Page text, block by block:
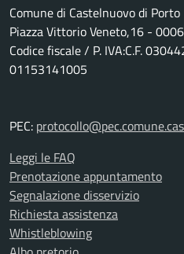
Comune di Castelnuovo di Porto
Piazza Vittorio Veneto,16 -
Codice fiscale / P. IVA:C.F.
01153141005
PEC:
Leggi le FAQ
Prenotazione appuntamento
Segnalazione disservizio
Richiesta assistenza
Whistleblowing